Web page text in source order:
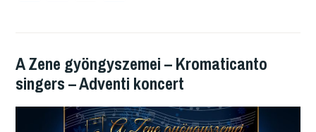
e
b
o
o
d
o
n
a
m
e
g
A Zene gyöngyszemei – Kromaticanto
singers – Adventi koncert